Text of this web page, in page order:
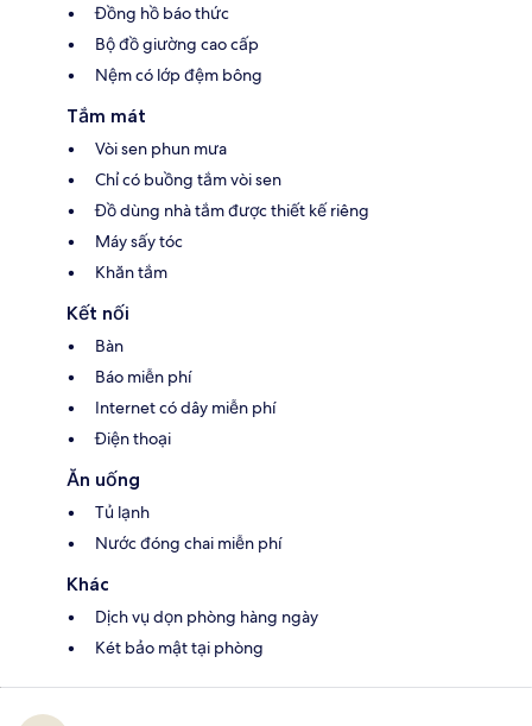
Đồng hồ báo thức
Bộ đồ giường cao cấp
Nệm có lớp đệm bông
Tắm mát
Vòi sen phun mưa
Chỉ có buồng tắm vòi sen
Đồ dùng nhà tắm được thiết kế riêng
Máy sấy tóc
Khăn tắm
Kết nối
Bàn
Báo miễn phí
Internet có dây miễn phí
Điện thoại
Ăn uống
Tủ lạnh
Nước đóng chai miễn phí
Khác
Dịch vụ dọn phòng hàng ngày
Két bảo mật tại phòng